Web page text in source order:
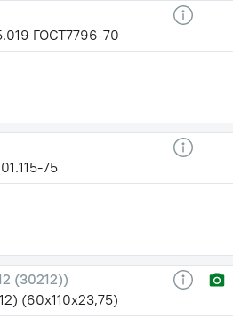
ГОСТ7796-70
75
(30212))
(60х110х23,75)